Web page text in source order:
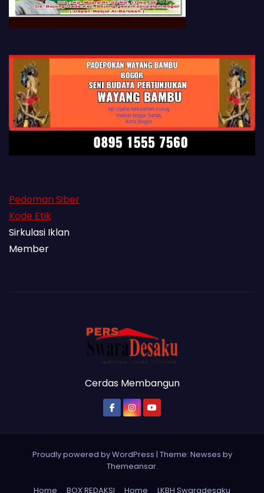
Pedoman Siber
Kode Etik
Sirkulasi Iklan
Member
Cerdas Membangun
Proudly powered by WordPress | Theme: Newses by
Themeansar.
Home BOX REDAKSI Home LKBH Swaradesaku